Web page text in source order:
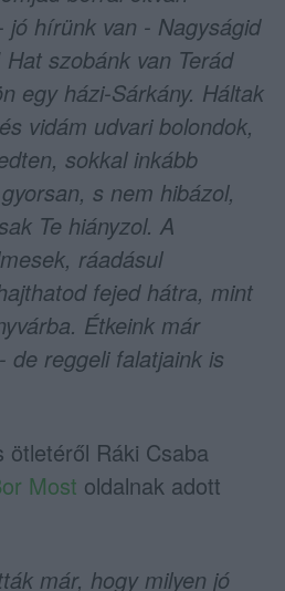
jó hírünk van - Nagyságid
szobánk van Terád
egy házi-Sárkány. Háltak
vidám udvari bolondok,
sokkal inkább
s nem hibázol,
Te hiányzol. A
ráadásul
fejed hátra, mint
Étkeink már
de reggeli falatjaink is
ötletéről Ráki Csaba
Most oldalnak adott
már, hogy milyen jó